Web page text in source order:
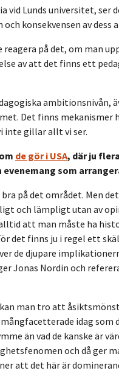
vid Lunds universitet, ser
konsekvensen av dess
på det, om man
av att det finns ett
ambitionsnivån,
Det finns mekanismer
inte gillar allt vi ser.
de gör i USA, där ju
som
på det området. Men
och lämpligt utan av
att man måste ha
det finns ju i regel ett
de djupare
Jonas Nordin och
man tro att
idag som
än vad de kanske är
och då ger
att det här är